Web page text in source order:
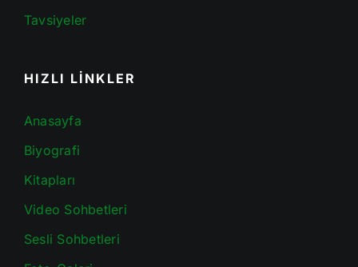
Tavsiyeler
HIZLI LİNKLER
Anasayfa
Biyografi
Kitapları
Video Sohbetleri
Sesli Sohbetleri